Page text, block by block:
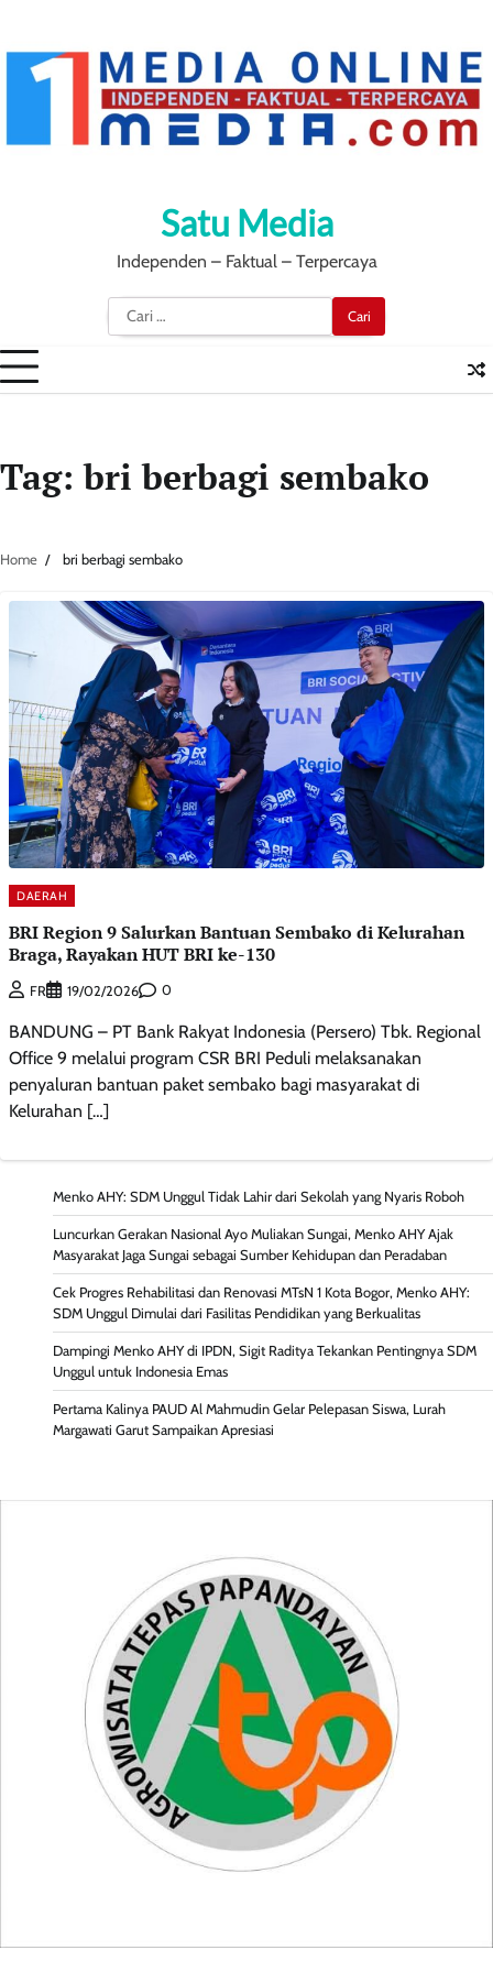
content
Satu Media
Independen – Faktual – Terpercaya
Cari
untuk:
Tag:bri berbagi sembako
Home bri berbagi sembako
DAERAH
BRI Region 9 Salurkan Bantuan Sembako di Kelurahan
Braga, Rayakan HUT BRI ke-130
FR 19/02/2026 0
​BANDUNG – PT Bank Rakyat Indonesia (Persero) Tbk. Regional
Office 9 melalui program CSR BRI Peduli melaksanakan
penyaluran bantuan paket sembako bagi masyarakat di
Kelurahan […]
Menko AHY: SDM Unggul Tidak Lahir dari Sekolah yang Nyaris Roboh
Luncurkan Gerakan Nasional Ayo Muliakan Sungai, Menko AHY Ajak
Masyarakat Jaga Sungai sebagai Sumber Kehidupan dan Peradaban
Cek Progres Rehabilitasi dan Renovasi MTsN 1 Kota Bogor, Menko AHY:
SDM Unggul Dimulai dari Fasilitas Pendidikan yang Berkualitas
Dampingi Menko AHY di IPDN, Sigit Raditya Tekankan Pentingnya SDM
Unggul untuk Indonesia Emas
Pertama Kalinya PAUD Al Mahmudin Gelar Pelepasan Siswa, Lurah
Margawati Garut Sampaikan Apresiasi